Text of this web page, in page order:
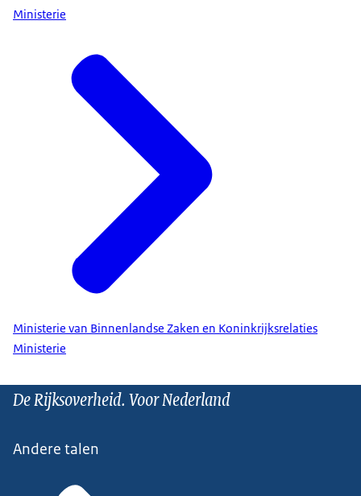
Ministerie
Ministerie van Binnenlandse Zaken en Koninkrijksrelaties
Ministerie
De Rijksoverheid. Voor Nederland
Andere talen